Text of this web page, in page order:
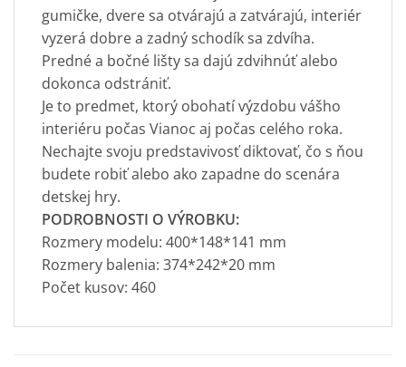
gumičke, dvere sa otvárajú a zatvárajú, interiér
vyzerá dobre a zadný schodík sa zdvíha.
Predné a bočné lišty sa dajú zdvihnúť alebo
dokonca odstrániť.
Je to predmet, ktorý obohatí výzdobu vášho
interiéru počas Vianoc aj počas celého roka.
Nechajte svoju predstavivosť diktovať, čo s ňou
budete robiť alebo ako zapadne do scenára
detskej hry.
PODROBNOSTI O VÝROBKU:
Rozmery modelu: 400*148*141 mm
Rozmery balenia: 374*242*20 mm
Počet kusov: 460